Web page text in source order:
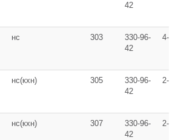
42
нс 303
330-96-
42
4-06
нс(кхн) 305
330-96-
42
2-20
нс(кхн) 307
330-96-
42
2-75